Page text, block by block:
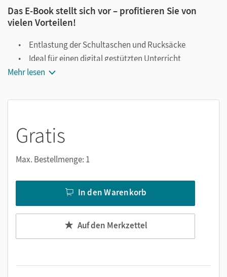
Das E-Book stellt sich vor – profitieren Sie von
vielen Vorteilen!
Entlastung der Schultaschen und Rucksäcke
Ideal für einen digital gestützten Unterricht
Notiz- und Markierungsmöglichkeit
Notizen erstellen
Markierungen setzen
Suchen im Text
Zoomen
Mehr lesen
Gratis
Max. Bestellmenge: 1
In den Warenkorb
Auf den Merkzettel